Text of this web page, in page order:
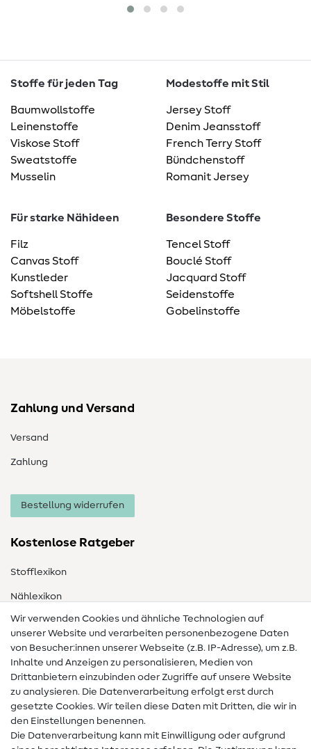
Stoffe für jeden Tag
Baumwollstoffe
Leinenstoffe
Viskose Stoff
Sweatstoffe
Musselin
Modestoffe mit Stil
Jersey Stoff
Denim Jeansstoff
French Terry Stoff
Bündchenstoff
Romanit Jersey
Für starke Nähideen
Filz
Canvas Stoff
Kunstleder
Softshell Stoffe
Möbelstoffe
Besondere Stoffe
Tencel Stoff
Bouclé Stoff
Jacquard Stoff
Seidenstoffe
Gobelinstoffe
Zahlung und Versand
Versand
Zahlung
Bestellung widerrufen
Kostenlose Ratgeber
Stofflexikon
Nählexikon
Nähanleitungen
Hilfe & Kontakt
Kontakt
Infos zum Betreiberwechsel
FAQ
Wir verwenden Cookies und ähnliche Technologien auf
unserer Website und verarbeiten personenbezogene Daten
von Besucher:innen unserer Webseite (z.B. IP-Adresse), um z.B.
Inhalte und Anzeigen zu personalisieren, Medien von
Drittanbietern einzubinden oder Zugriffe auf unsere Website
zu analysieren. Die Datenverarbeitung erfolgt erst durch
gesetzte Cookies. Wir teilen diese Daten mit Dritten, die wir in
den Einstellungen benennen.
Die Datenverarbeitung kann mit Einwilligung oder aufgrund